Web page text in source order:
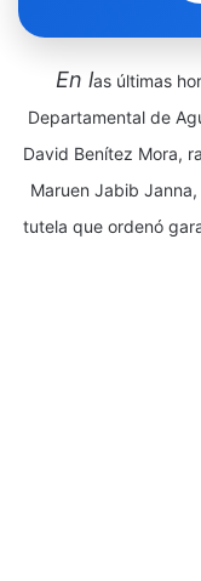
En las últimas
Departamental de
David Benítez Mora,
Maruen Jabib
tutela que ordenó